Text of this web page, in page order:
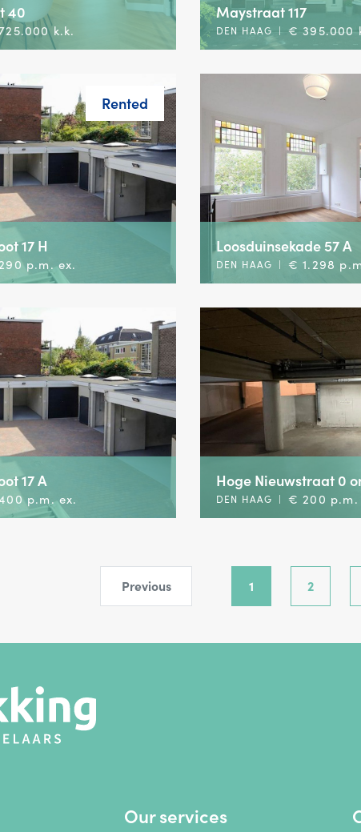
40
k.k.
Maystraat 117
DEN HAAG | € 395.000
Rented
17 H
p.m. ex.
Loosduinsekade 57 A
DEN HAAG | € 1.298
17 A
p.m. ex.
Hoge Nieuwstraat 0
DEN HAAG | € 200 p.m.
Previous 1 2
Our services